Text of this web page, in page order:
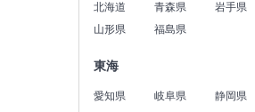
北海道 青森県 岩手県
山形県
福島県
東海
愛知県 岐阜県 静岡県